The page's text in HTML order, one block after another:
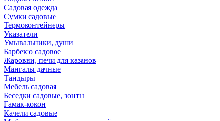
Садовая одежда
Сумки садовые
Термоконтейнеры
Указатели
Умывальники, души
Барбекю садовое
Жаровни, печи для казанов
Мангалы дачные
Тандыры
Мебель садовая
Беседки садовые, зонты
Гамак-кокон
Качели садовые